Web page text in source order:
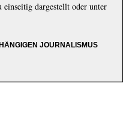
dargestellt oder unter
JOURNALISMUS